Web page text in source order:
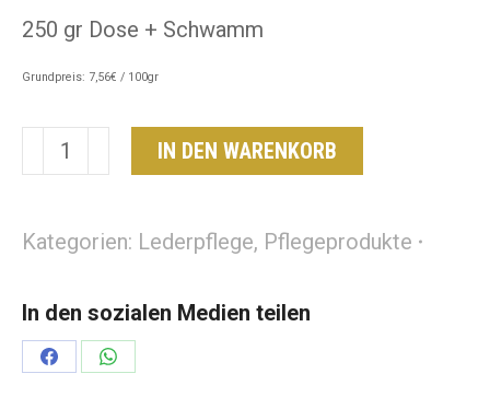
250 gr Dose + Schwamm
Grundpreis: 7,56€ / 100gr
Leder
&
Reinigungseife
IN DEN WARENKORB
Kategorien: Lederpflege, Pflegeprodukte
In den sozialen Medien teilen
Share
Share